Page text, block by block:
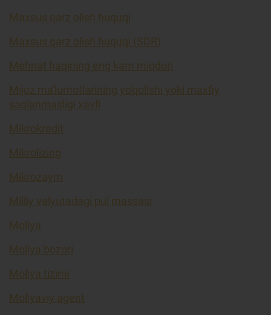
Maxsus qarz olish huquqi
Maxsus qarz olish huquqi (SDR)
Mehnat haqining eng kam miqdori
Mijoz ma'lumotlarining yo'qolishi yoki maxfiy
saqlanmasligi xavfi
Mikrokredit
Mikrolizing
Mikrozaym
Milliy valyutadagi pul massasi
Moliya
Moliya bozori
Moliya tizimi
Moliyaviy agent